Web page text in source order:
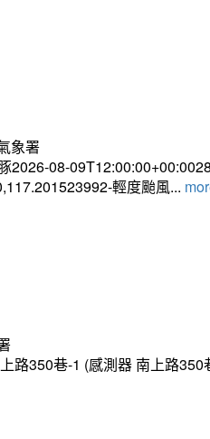
象署
2026-08-
輕度颱風...
路350巷-1 (感測器 南上路